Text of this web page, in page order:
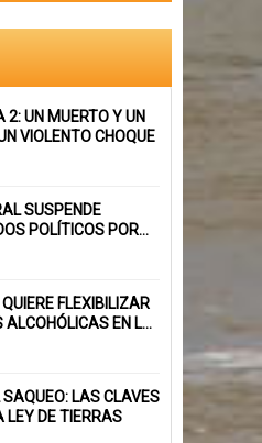
2: UN MUERTO Y UN
VIOLENTO CHOQUE
SUSPENDE
POLÍTICOS POR
FLEXIBILIZAR
ALCOHÓLICAS EN LA
LAS CLAVES
LEY DE TIERRAS